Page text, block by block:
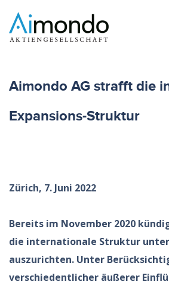
Aimondo AG strafft die
Expansions-Struktur
Zürich, 7. Juni 2022
Bereits im November 2020
die internationale Struktur
auszurichten. Unter
verschiedentlicher äußerer